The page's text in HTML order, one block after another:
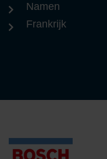
Namen
Frankrijk